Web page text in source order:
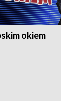
okiem